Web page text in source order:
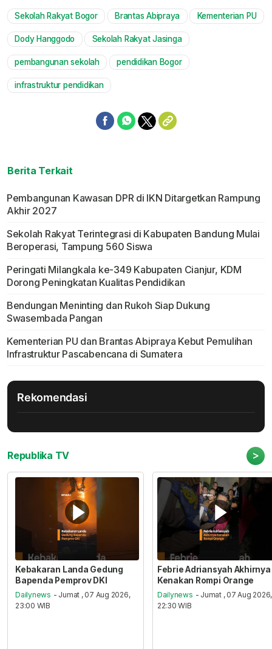
Mute
Sekolah Rakyat Bogor Brantas Abipraya Kementerian PU
Dody Hanggodo Sekolah Rakyat Jasinga
pembangunan sekolah pendidikan Bogor
infrastruktur pendidikan
Berita Terkait
Pembangunan Kawasan DPR di IKN Ditargetkan Rampung
Akhir 2027
Sekolah Rakyat Terintegrasi di Kabupaten Bandung Mulai
Beroperasi, Tampung 560 Siswa
Peringati Milangkala ke-349 Kabupaten Cianjur, KDM
Dorong Peningkatan Kualitas Pendidikan
Bendungan Meninting dan Rukoh Siap Dukung
Swasembada Pangan
Kementerian PU dan Brantas Abipraya Kebut Pemulihan
Infrastruktur Pascabencana di Sumatera
Rekomendasi
Republika TV >
Kebakaran Landa Gedung
Bapenda Pemprov DKI
Dailynews - Jumat , 07 Aug 2026,
23:00 WIB
Febrie Adriansyah Akhirnya
Kenakan Rompi Orange
Dailynews - Jumat , 07 Aug 2026,
22:30 WIB